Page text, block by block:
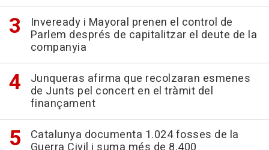
Inveready i Mayoral prenen el control de
Parlem després de capitalitzar el deute de la
companyia
Junqueras afirma que recolzaran esmenes
de Junts pel concert en el tràmit del
finançament
Catalunya documenta 1.024 fosses de la